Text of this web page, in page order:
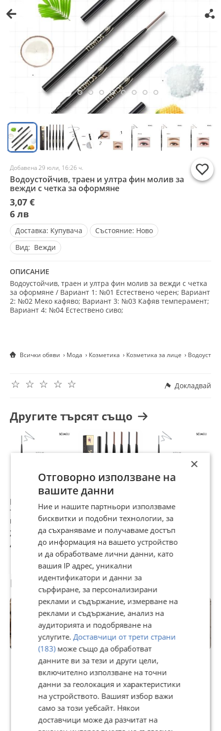
Добавена 29 юли, 16:26 ч.
Водоустойчив, траен и ултра фин молив за
вежди с четка за оформяне
3,07 €
6 лв
Доставка: Купувача Състояние: Ново
Вид: Вежди
ОПИСАНИЕ
Водоустойчив, траен и ултра фин молив за вежди с четка
за оформяне / Вариант 1: №01 Естествено черен; Вариант
2: №02 Меко кафяво; Вариант 3: №03 Кафяв темперамент;
Вариант 4: №04 Естествено сиво;
Всички обяви Мода Козметика Козметика за лице
☆
☆
☆
☆
☆ Докладвай
Другите търсят също
Водоустойчив,
траен и ултра фин
молив за вежди с
четка за
оформяне
2,05 €
4,01 лв
ултра фин молив
за вежди с четка
1,28 €
2,50 лв
ултра фин молив
за вежди с четка
1,53 €
2,99 лв
Потребител
Premium
GRAND LUXE
В Bazar.BG от 22 април 2022г.
Последно активен вчера в 23:42 ч.
×
Отговорно използване на
вашите данни
Ние и нашите партньори използваме
бисквитки и подобни технологии, за
да съхраняваме и получаваме достъп
до информация на вашето устройство
и да обработваме лични данни, като
вашия IP адрес, уникални
идентификатори и данни за
сърфиране, за персонализирани
реклами и съдържание, измерване на
реклами и съдържание, анализ на
аудиторията и подобряване на
услугите. Доставчици от трети страни
(183)може също да обработват
данните ви за тези и други цели,
включително използване на точни
данни за геолокация и характеристики
на устройството. Вашият избор важи
само за този уебсайт. Някои
доставчици може да разчитат на